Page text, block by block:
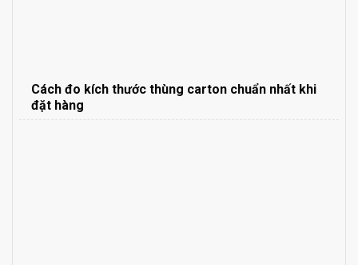
Cách đo kích thước thùng carton chuẩn nhất khi
đặt hàng